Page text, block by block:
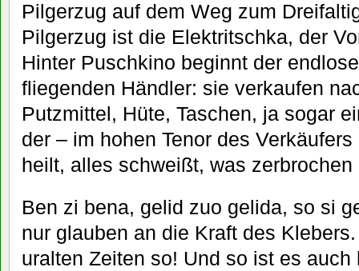
Pilgerzug auf dem Weg zum
Pilgerzug ist die Elektritschka, der
Hinter Puschkino beginnt der
fliegenden Händler: sie verkaufen
Putzmittel, Hüte, Taschen, ja sogar
der – im hohen Tenor des
heilt, alles schweißt, was zerbrochen
Ben zi bena, gelid zuo gelida, so si
nur glauben an die Kraft des
uralten Zeiten so! Und so ist es auch